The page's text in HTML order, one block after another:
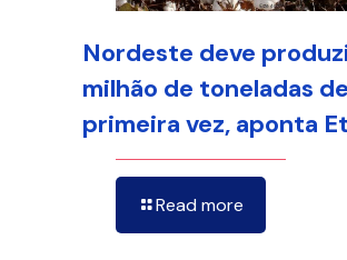
Nordeste deve
milhão de toneladas
primeira vez, aponta
Read more